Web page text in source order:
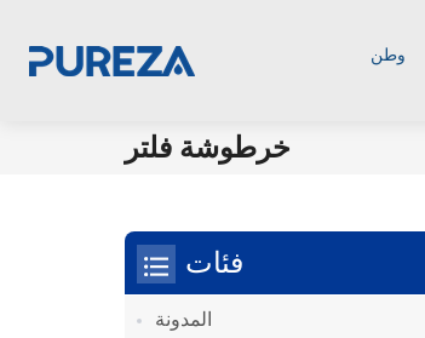
وطن
خرطوشة فلتر
فئات
المدونة